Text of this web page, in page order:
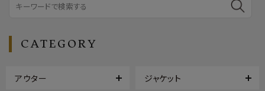
CATEGORY
アウター ジャケット